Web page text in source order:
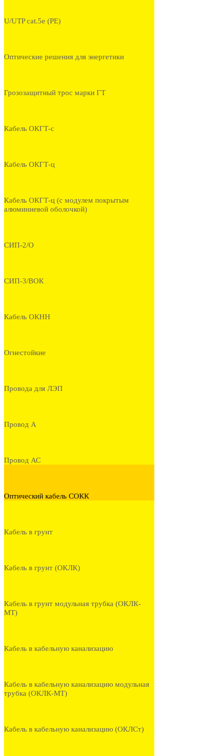
U/UTP cat.5e (PE)
Оптические решения для энергетики
Грозозащитный трос марки ГТ
Кабель ОКГТ-с
Кабель ОКГТ-ц
Кабель ОКГТ-ц (с модулем покрытым
алюминиевой оболочкой)
СИП-2/О
СИП-3/ВОК
Кабель ОКНН
Огнестойкие
Провода для ЛЭП
Провод А
Провод АС
Оптический кабель СОКК
Кабель в грунт
Кабель в грунт (ОКЛК)
Кабель в грунт модульная трубка (ОКЛК-
МТ)
Кабель в кабельную канализацию
Кабель в кабельную канализацию модульная
трубка (ОКЛК-МТ)
Кабель в кабельную канализацию (ОКЛСт)